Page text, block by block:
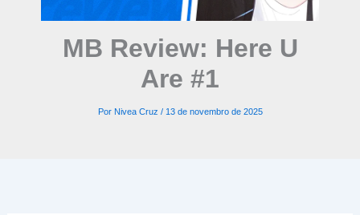
MB Review: Here U
Are #1
Por Nivea Cruz / 13 de novembro de 2025